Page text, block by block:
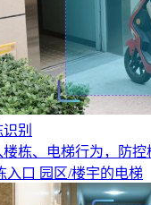
别
栋、电梯行为，防控
入口 园区/楼宇的电梯